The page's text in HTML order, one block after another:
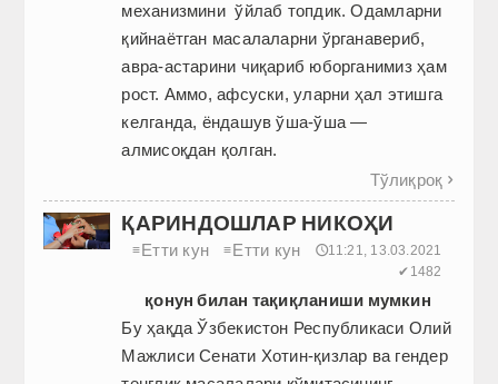
механизмини ўйлаб топдик. Одамларни
қийнаётган масалаларни ўрганавериб,
авра-астарини чиқариб юборганимиз ҳам
рост. Аммо, афсуски, уларни ҳал этишга
келганда, ёндашув ўша-ўша —
алмисоқдан қолган.
Тўлиқроқ 
ҚАРИНДОШЛАР НИКОҲИ
≡Етти кун ≡Етти кун
🕔11:21, 13.03.2021
✔1482
қонун билан тақиқланиши мумкин
Бу ҳақда Ўзбекистон Республикаси Олий
Мажлиси Сенати Хотин-қизлар ва гендер